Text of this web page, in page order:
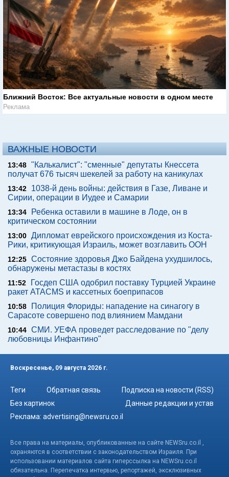
Ближний Восток: Все актуальные новости в одном месте
Реклама
ВАЖНЫЕ НОВОСТИ
13:48 "Калькалист": "сменные" депутаты Кнессета
получат 676 тысяч шекелей за работу на каникулах
13:42
1038-й день войны: действия в Газе, Ливане и
Сирии, операции в Иудее и Самарии
13:34
Ребенка оставили в машине в Лоде, он в
критическом состоянии
13:00 Дипломат еврейского происхождения из Коста-
Рики, критикующая Израиль, может возглавить ООН
12:25 Состояние здоровья Джо Байдена ухудшилось,
обнаружены метастазы в костях
11:52
Госдеп США одобрил поставку Турцией Украине
ракет ATACMS и кассетных боеприпасов
10:58
Полиция Флориды: нападение на синагогу в
Сарасоте совершено под влиянием Мамдани
10:44 СМИ. УЕФА проведет расследование по "делу
любовницы Инфантино"
Воскресенье, 09 августа 2026 г.
Теги Обратная связь
Подписка на новости (RSS)
Без картинок
Данные редакции и устав
Реклама: advertising@newsru.co.il
Все права на материалы, опубликованные на сайте NEWSru.co.il ,
охраняются в соответствии с законодательством Израиля. При
использовании материалов сайта гиперссылка на NEWSru.co.il
обязательна. Перепечатка интервью, репортажей, эксклюзивных